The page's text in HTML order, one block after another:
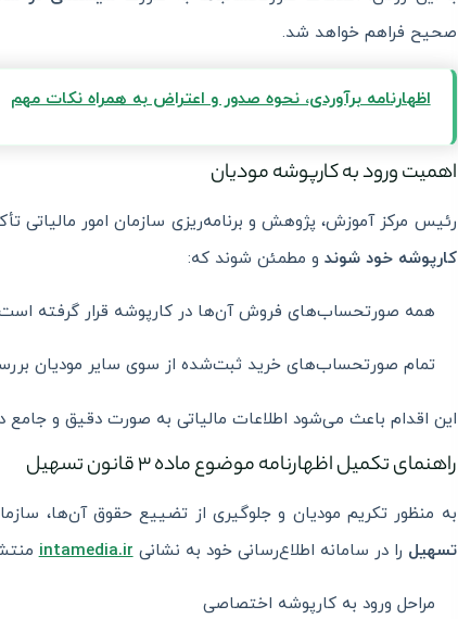
صحیح فراهم خواهد شد.
اظهارنامه برآوردی، نحوه صدور و اعتراض به همراه نکات مهم
اهمیت ورود به کارپوشه مودیان
رئیس مرکز آموزش، پژوهش و برنامه‌ریزی سازمان امور مالیاتی
کارپوشه خود شوند و مطمئن شوند که:
همه صورتحساب‌های فروش آن‌ها در کارپوشه قرار گرفته
تمام صورتحساب‌های خرید ثبت‌شده از سوی سایر مودیان
این اقدام باعث می‌شود اطلاعات مالیاتی به صورت دقیق و
راهنمای تکمیل اظهارنامه موضوع ماده 3 قانون تسهیل
به منظور تکریم مودیان و جلوگیری از تضییع حقوق آن‌ها،
تسهیل را در سامانه اطلاع‌رسانی خود به نشانیintamedia.ir
مراحل ورود به کارپوشه اختصاصی